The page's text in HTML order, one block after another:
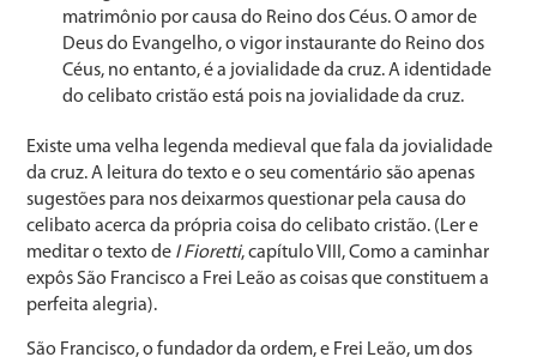
matrimônio por causa do Reino dos Céus. O amor de
Deus do Evan­gelho, o vigor instaurante do Reino dos
Céus, no entanto, é a jovialidade da cruz. A identidade
do celibato cristão está pois na jovialidade da cruz.
Existe uma velha legenda medieval que fala da jovia­lidade
da cruz. A leitura do texto e o seu comentário são apenas
sugestões para nos deixarmos questionar pela cau­sa do
celibato acerca da própria coisa do celibato cristão. (Ler e
meditar o texto de I Fioretti, capítulo VIII, Como a caminhar
expôs São Francisco a Frei Leão as coisas que constituem a
perfeita alegria).
São Francisco, o fundador da ordem, e Frei Leão, um dos